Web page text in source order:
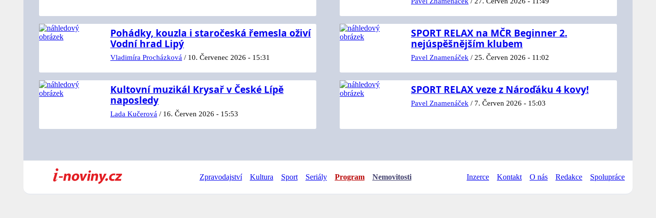
Pohádky, kouzla i staročeská řemesla oživí
Vodní hrad Lipý
Vladimíra Procházková / 10. Červenec 2026 - 15:31
Kultovní muzikál Krysař v České Lípě
naposledy
Lada Kučerová / 16. Červen 2026 - 15:53
SPORT RELAX na MČR Beginner 2.
nejúspěšnějším klubem
Pavel Znamenáček / 25. Červen 2026 - 11:02
SPORT RELAX veze z Nároďáku 4 kovy!
Pavel Znamenáček / 7. Červen 2026 - 15:03
Zpravodajství Kultura Sport Seriály Program Nemovitosti Inzerce Kontakt O nás Redakce Spolupráce